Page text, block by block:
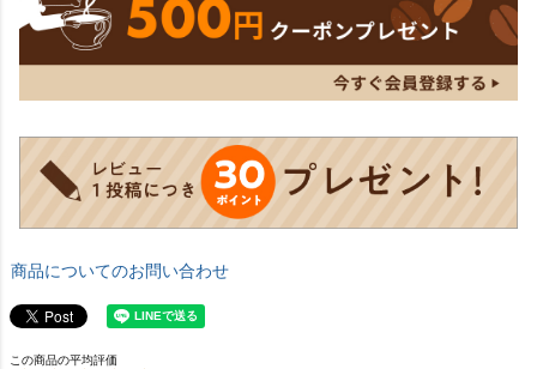
商品についてのお問い合わせ